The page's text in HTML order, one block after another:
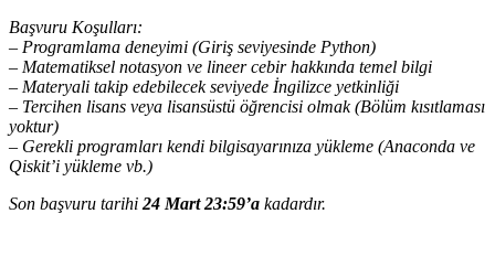
Başvuru Koşulları:
– Programlama deneyimi (Giriş seviyesinde Python)
– Matematiksel notasyon ve lineer cebir hakkında temel bilgi
– Materyali takip edebilecek seviyede İngilizce yetkinliği
– Tercihen lisans veya lisansüstü öğrencisi olmak (Bölüm kısıtlaması
yoktur)
– Gerekli programları kendi bilgisayarınıza yükleme (Anaconda ve
Qiskit’i yükleme vb.)
Son başvuru tarihi 24 Mart 23:59’a kadardır.